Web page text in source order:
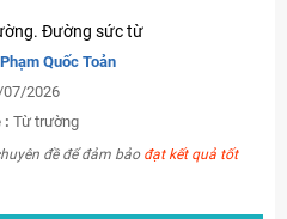
Đường sức từ
Quốc Toản
07/2026
: Từ trường
đề để đảm bảo đạt kết quả tốt